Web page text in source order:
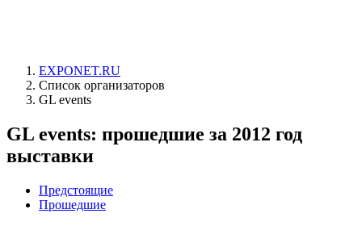
EXPONET.RU
Список организаторов
GL events
GL events: прошедшие за 2012 год
выставки
Предстоящие
Прошедшие